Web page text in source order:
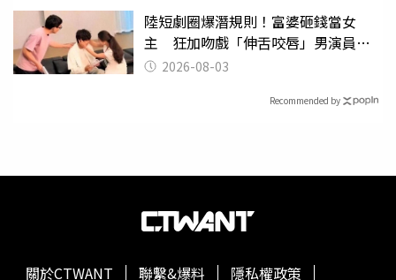
陸短劇圈爆潛規則！富婆砸錢當女
主 狂加吻戲「伸舌咬唇」男演員崩
潰 2026-08-03
Recommended by
關於CTWANT 聯繫&爆料
隱私權政策